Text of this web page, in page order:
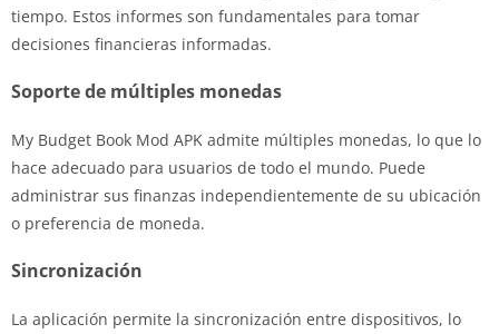
tiempo. Estos informes son fundamentales para tomar
decisiones financieras informadas.
Soporte de múltiples monedas
My Budget Book Mod APK admite múltiples monedas, lo que lo
hace adecuado para usuarios de todo el mundo. Puede
administrar sus finanzas independientemente de su ubicación
o preferencia de moneda.
Sincronización
La aplicación permite la sincronización entre dispositivos, lo